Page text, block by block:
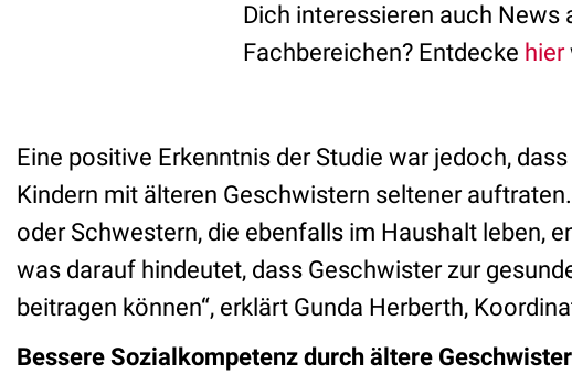
Dich interessieren auch News
Fachbereichen? Entdecke hier
Eine positive Erkenntnis der Studie war jedoch,
Kindern mit älteren Geschwistern seltener
oder Schwestern, die ebenfalls im Haushalt leben,
was darauf hindeutet, dass Geschwister zur
beitragen können“, erklärt Gunda Herberth,
Bessere Sozialkompetenz durch ältere